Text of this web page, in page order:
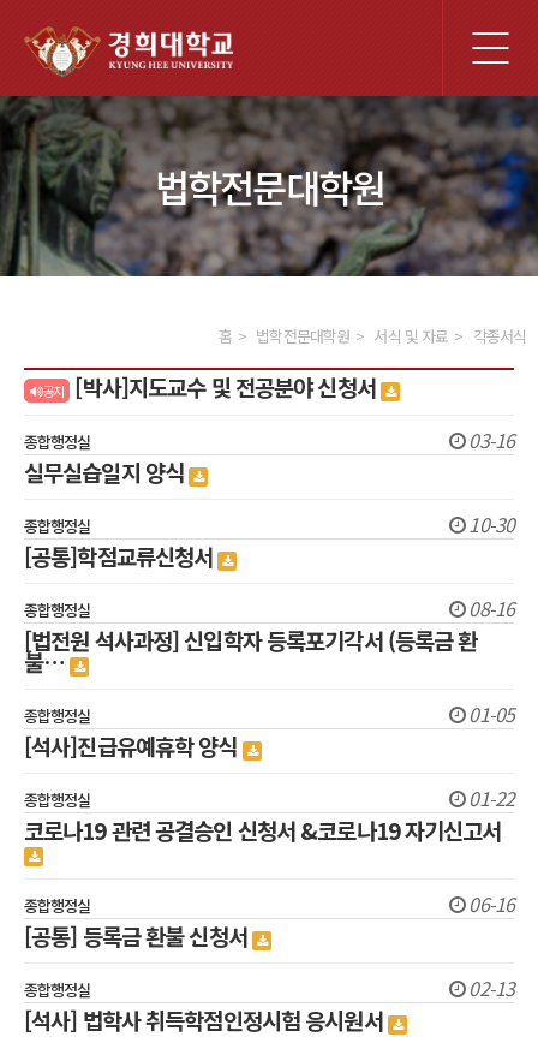
체
메
뉴
법학전문대학원
홈 법학전문대학원 서식 및 자료 각종서식
공지 [박사]지도교수 및 전공분야 신청서
종합행정실 03-16
실무실습일지 양식
종합행정실 10-30
[공통]학점교류신청서
종합행정실 08-16
[법전원 석사과정] 신입학자 등록포기각서 (등록금 환
불…
종합행정실 01-05
[석사]진급유예휴학 양식
종합행정실 01-22
코로나19 관련 공결승인 신청서 &코로나19 자기신고서
종합행정실 06-16
[공통] 등록금 환불 신청서
종합행정실 02-13
[석사] 법학사 취득학점인정시험 응시원서